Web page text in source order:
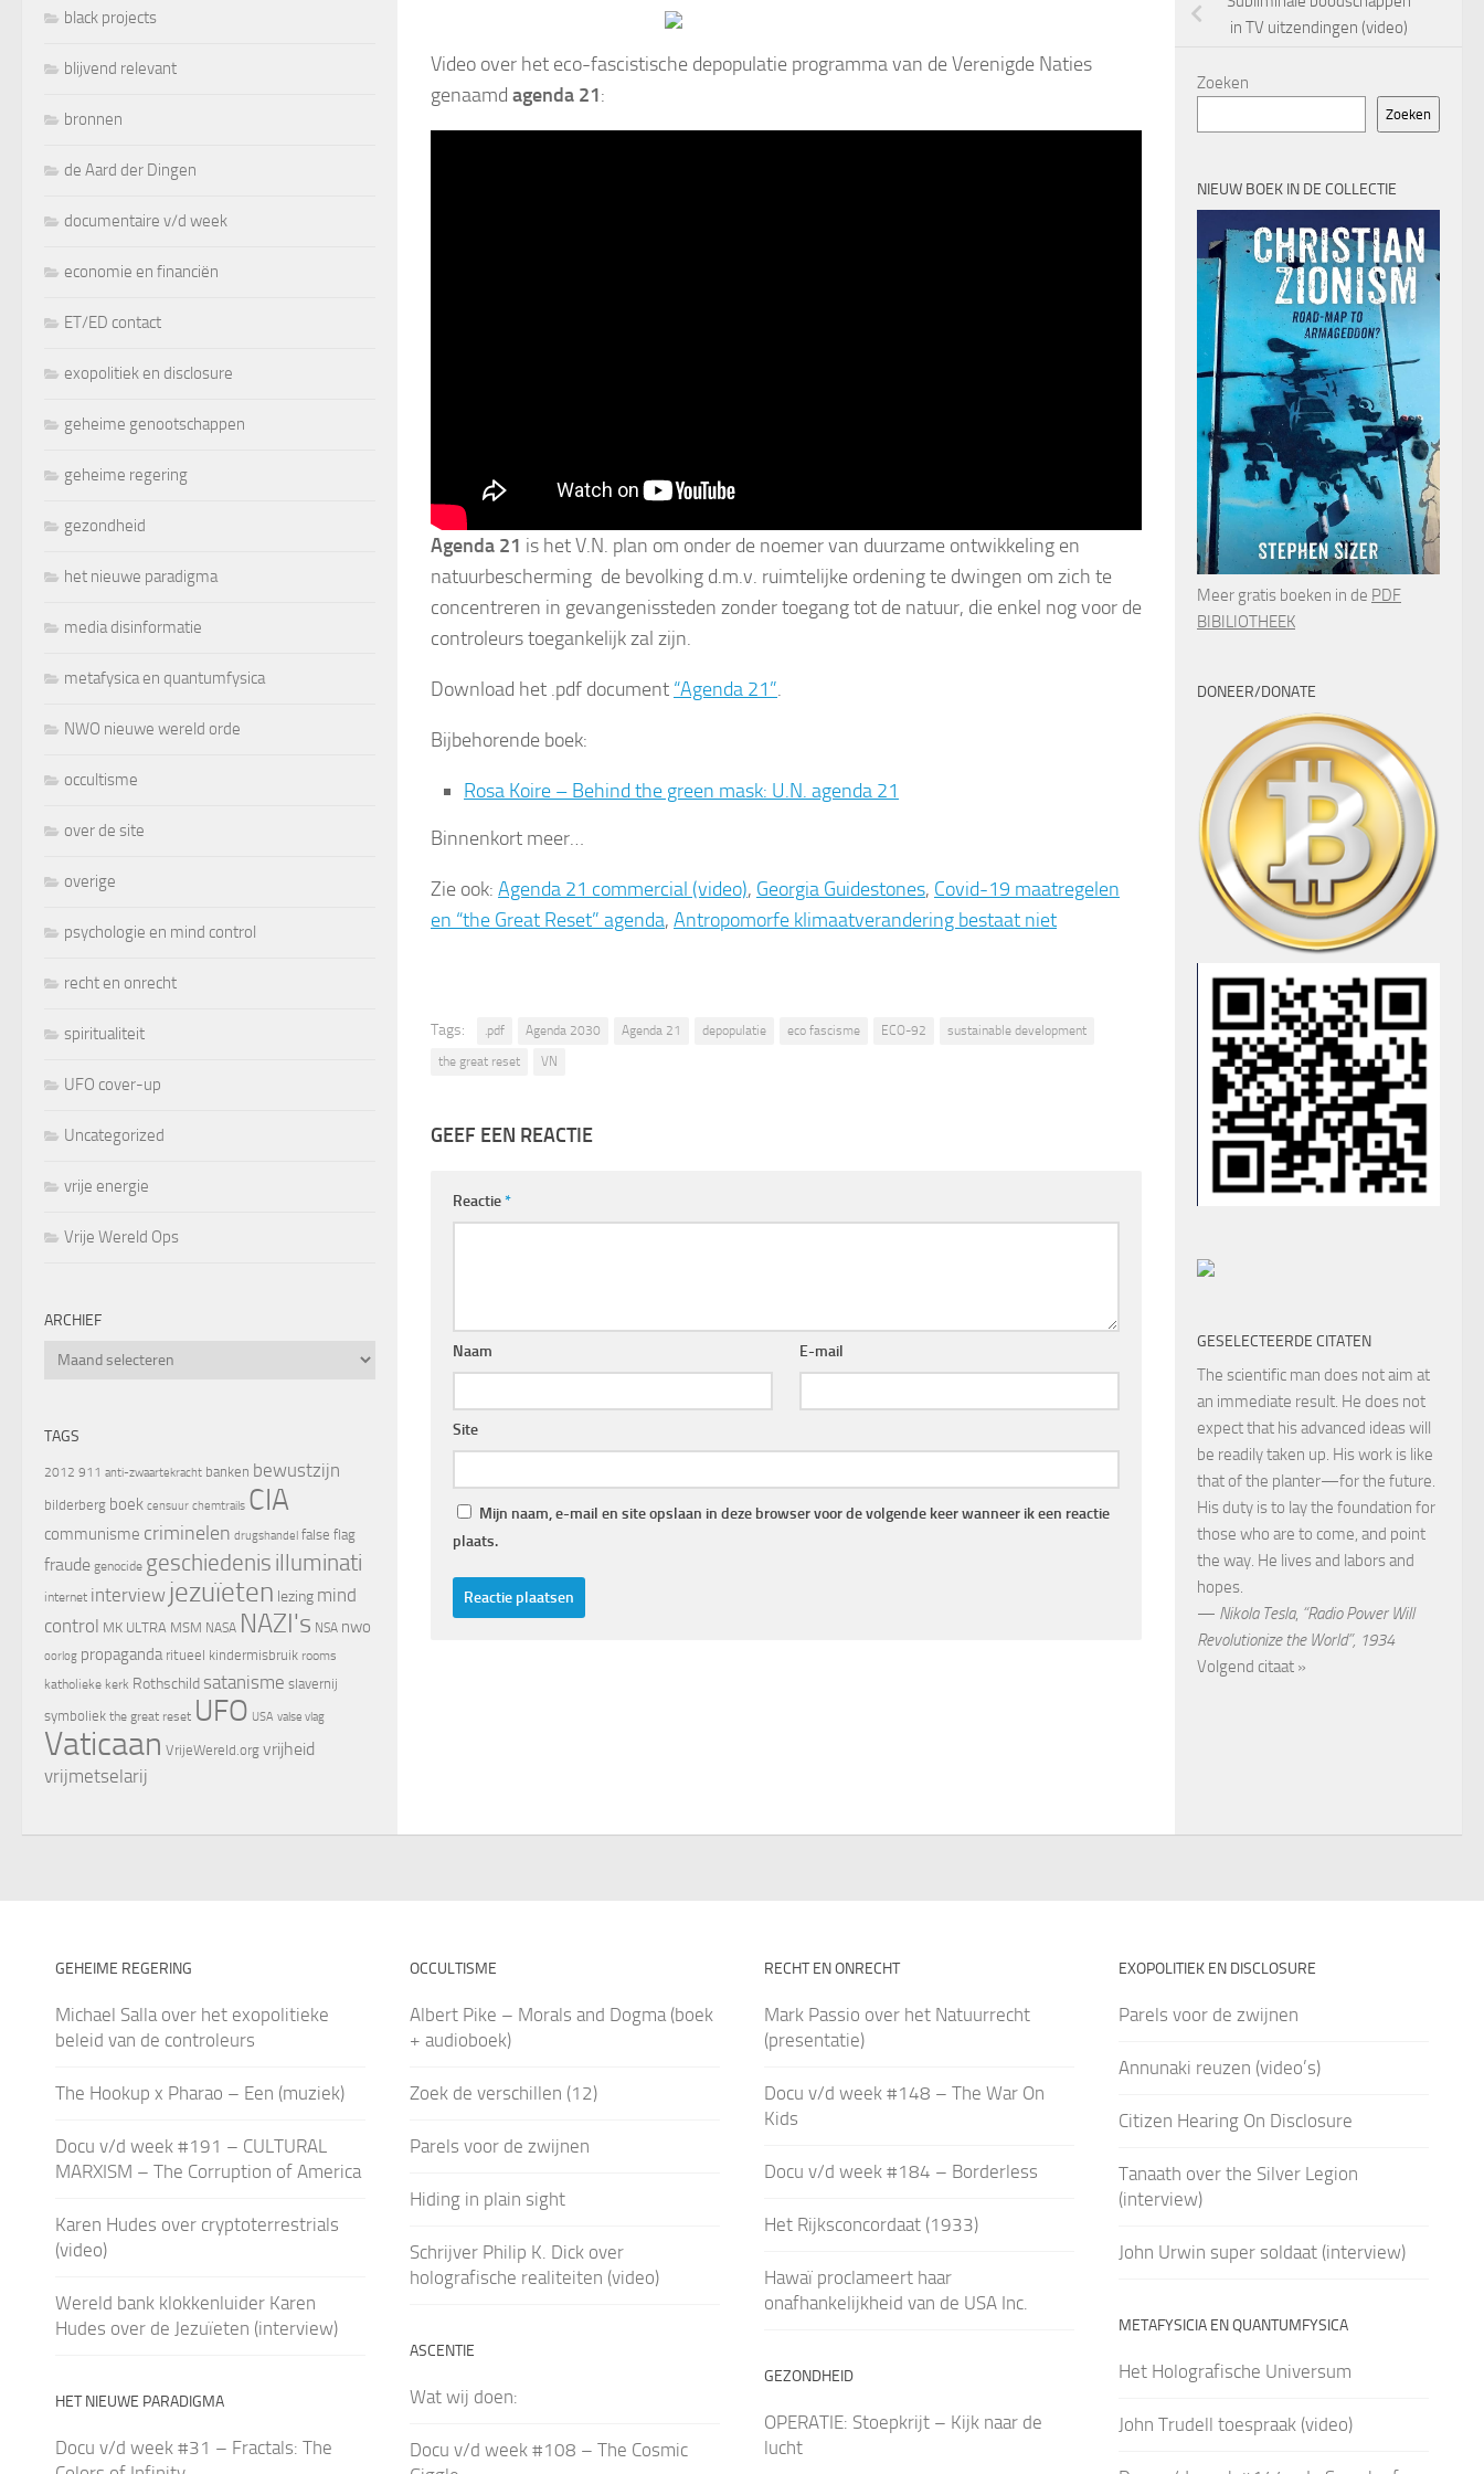
Video over het eco-fascistische depopulatie programma van de Verenigde Naties
genaamd agenda 21:
Agenda 21 is het V.N. plan om onder de noemer van duurzame ontwikkeling en
natuurbescherming de bevolking d.m.v. ruimtelijke ordening te dwingen om zich te
concentreren in gevangenissteden zonder toegang tot de natuur, die enkel nog voor de
controleurs toegankelijk zal zijn.
Download het .pdf document “Agenda 21”.
Bijbehorende boek:
Rosa Koire – Behind the green mask: U.N. agenda 21
Binnenkort meer…
Zie ook: Agenda 21 commercial (video), Georgia Guidestones, Covid-19 maatregelen
en “the Great Reset” agenda, Antropomorfe klimaatverandering bestaat niet
Tags: .pdf Agenda 2030 Agenda 21 depopulatie eco fascisme ECO-92
sustainable development
the great reset
VN
GEEF EEN REACTIE
Reactie*
Naam E-mail
Site
Mijn naam, e-mail en site opslaan in deze browser voor de volgende keer wanneer ik een reactie
plaats.
black projects
blijvend relevant
bronnen
de Aard der Dingen
documentaire v/d week
economie en financiën
ET/ED contact
exopolitiek en disclosure
geheime genootschappen
geheime regering
gezondheid
het nieuwe paradigma
media disinformatie
metafysica en quantumfysica
NWO nieuwe wereld orde
occultisme
over de site
overige
psychologie en mind control
recht en onrecht
spiritualiteit
UFO cover-up
Uncategorized
vrije energie
Vrije Wereld Ops
ARCHIEF
Archief
TAGS
2012 911 anti-zwaartekracht banken bewustzijn
bilderberg boek censuur chemtrails CIA
communisme criminelen drugshandel false flag
fraude genocide geschiedenis illuminati
internet interview jezuïeten lezing mind
control MK ULTRA MSM NASA NAZI's NSA nwo
oorlog propaganda ritueel kindermisbruik rooms
katholieke kerk Rothschild satanisme slavernij
symboliek the great reset UFO USA valse vlag
Vaticaan VrijeWereld.org vrijheid
vrijmetselarij
in TV uitzendingen (video)
Zoeken
Zoeken
NIEUW BOEK IN DE COLLECTIE
Meer gratis boeken in de PDF
BIBILIOTHEEK
DONEER/DONATE
GESELECTEERDE CITATEN
The scientific man does not aim at
an immediate result. He does not
expect that his advanced ideas will
be readily taken up. His work is like
that of the planter—for the future.
His duty is to lay the foundation for
those who are to come, and point
the way. He lives and labors and
hopes.
— Nikola Tesla, “Radio Power Will
Revolutionize the World”, 1934
Volgend citaat »
GEHEIME REGERING
Michael Salla over het exopolitieke
beleid van de controleurs
The Hookup x Pharao – Een (muziek)
Docu v/d week #191 – CULTURAL
MARXISM – The Corruption of America
Karen Hudes over cryptoterrestrials
(video)
Wereld bank klokkenluider Karen
Hudes over de Jezuïeten (interview)
HET NIEUWE PARADIGMA
Docu v/d week #31 – Fractals: The
OCCULTISME
Albert Pike – Morals and Dogma (boek
+ audioboek)
Zoek de verschillen (12)
Parels voor de zwijnen
Hiding in plain sight
Schrijver Philip K. Dick over
holografische realiteiten (video)
ASCENTIE
Wat wij doen:
Docu v/d week #108 – The Cosmic
RECHT EN ONRECHT
Mark Passio over het Natuurrecht
(presentatie)
Docu v/d week #148 – The War On
Kids
Docu v/d week #184 – Borderless
Het Rijksconcordaat (1933)
Hawaï proclameert haar
onafhankelijkheid van de USA Inc.
GEZONDHEID
OPERATIE: Stoepkrijt – Kijk naar de
lucht
EXOPOLITIEK EN DISCLOSURE
Parels voor de zwijnen
Annunaki reuzen (video’s)
Citizen Hearing On Disclosure
Tanaath over the Silver Legion
(interview)
John Urwin super soldaat (interview)
METAFYSICIA EN QUANTUMFYSICA
Het Holografische Universum
John Trudell toespraak (video)